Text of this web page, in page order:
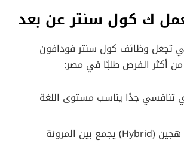
ك كول سنتر عن بعد
تجعل وظائف كول سنتر فودافون
أكثر الفرص طلبًا في مصر:
تنافسي جدًا يناسب مستوى اللغة
🏠 نظام عمل هجين (Hybrid) يجمع بين المرونة